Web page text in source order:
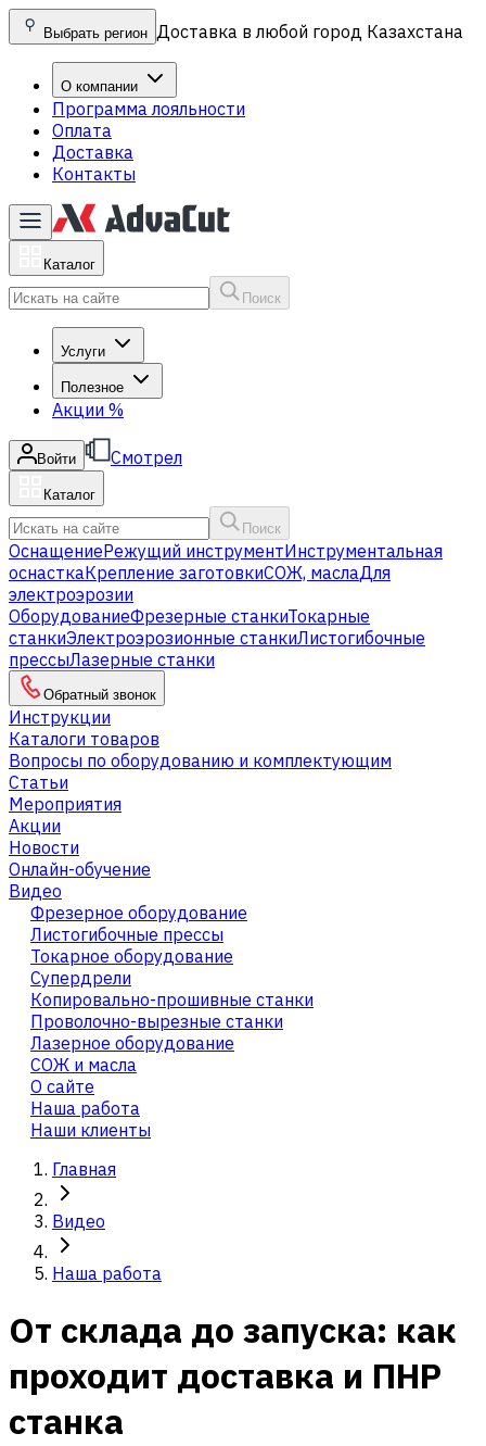
Выбрать регион Доставка в любой город Казахстана
О компании
Программа лояльности
Оплата
Доставка
Контакты
Каталог
Поиск
Услуги
Полезное
Акции %
Войти Смотрел
Каталог
Поиск
ОснащениеРежущий инструментИнструментальная
оснасткаКрепление заготовкиСОЖ, маслаДля
электроэрозии
ОборудованиеФрезерные станкиТокарные
станкиЭлектроэрозионные станкиЛистогибочные
прессыЛазерные станки
Обратный звонок
Инструкции
Каталоги товаров
Вопросы по оборудованию и комплектующим
Статьи
Мероприятия
Акции
Новости
Онлайн-обучение
Видео
Фрезерное оборудование
Листогибочные прессы
Токарное оборудование
Cупердрели
Копировально-прошивные станки
Проволочно-вырезные станки
Лазерное оборудование
СОЖ и масла
О сайте
Наша работа
Наши клиенты
Главная
Видео
Наша работа
От склада до запуска: как
проходит доставка и ПНР
станка